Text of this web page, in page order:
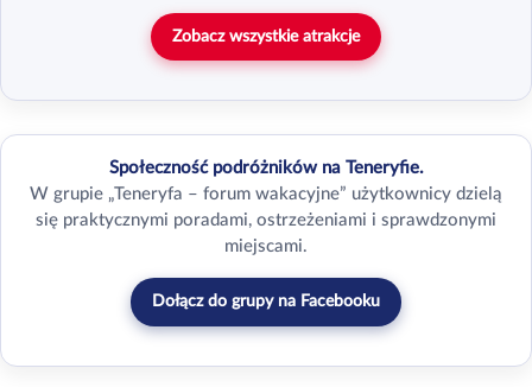
Zobacz wszystkie atrakcje
Społeczność podróżników na Teneryfie.
W grupie „Teneryfa – forum wakacyjne” użytkownicy dzielą
się praktycznymi poradami, ostrzeżeniami i sprawdzonymi
miejscami.
Dołącz do grupy na Facebooku